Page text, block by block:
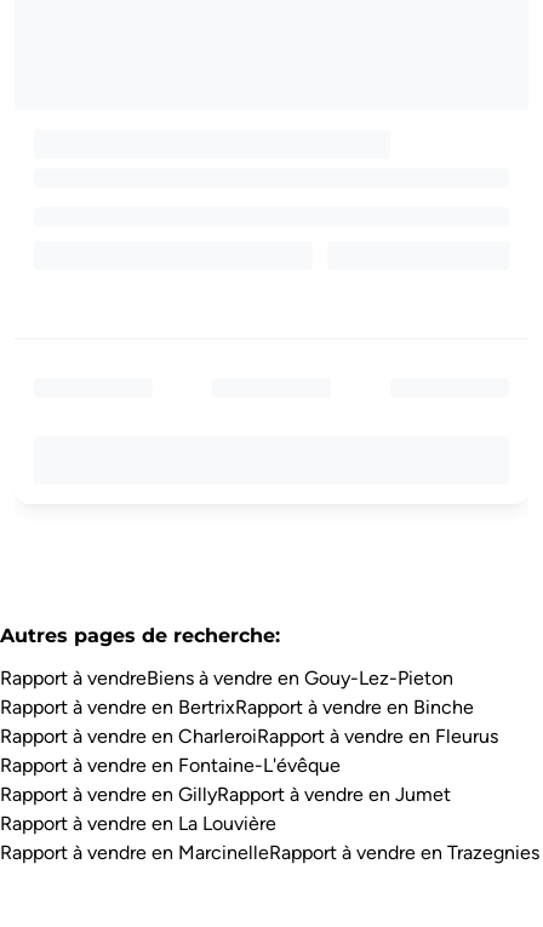
Autres pages de recherche:
Rapport à vendreBiens à vendre en Gouy-Lez-Pieton
Rapport à vendre en BertrixRapport à vendre en Binche
Rapport à vendre en CharleroiRapport à vendre en Fleurus
Rapport à vendre en Fontaine-L'évêque
Rapport à vendre en GillyRapport à vendre en Jumet
Rapport à vendre en La Louvière
Rapport à vendre en MarcinelleRapport à vendre en Trazegnies